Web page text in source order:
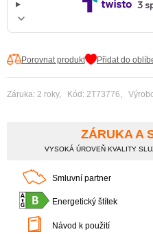
Porovnat produkt Přidat do
Záruka: 2 roky, Kód: 2T73776,
ZÁRUKA A
VYSOKÁ ÚROVEŇ KVALITY
Smluvní partner
Energetický štítek
Návod k použití